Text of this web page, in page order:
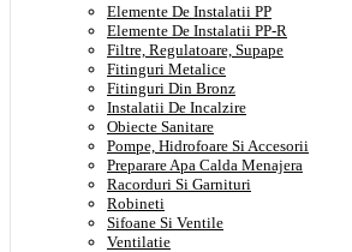
Elemente De Instalatii PP
Elemente De Instalatii PP-R
Filtre, Regulatoare, Supape
Fitinguri Metalice
Fitinguri Din Bronz
Instalatii De Incalzire
Obiecte Sanitare
Pompe, Hidrofoare Si Accesorii
Preparare Apa Calda Menajera
Racorduri Si Garnituri
Robineti
Sifoane Si Ventile
Ventilatie